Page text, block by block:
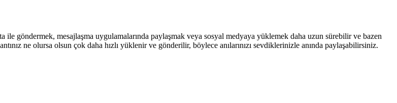
göndermek, mesajlaşma uygulamalarında paylaşmak veya sosyal medyaya yüklemek daha uzun sürebilir ve bazen
ne olursa olsun çok daha hızlı yüklenir ve gönderilir, böylece anılarınızı sevdiklerinizle anında paylaşabilirsiniz.